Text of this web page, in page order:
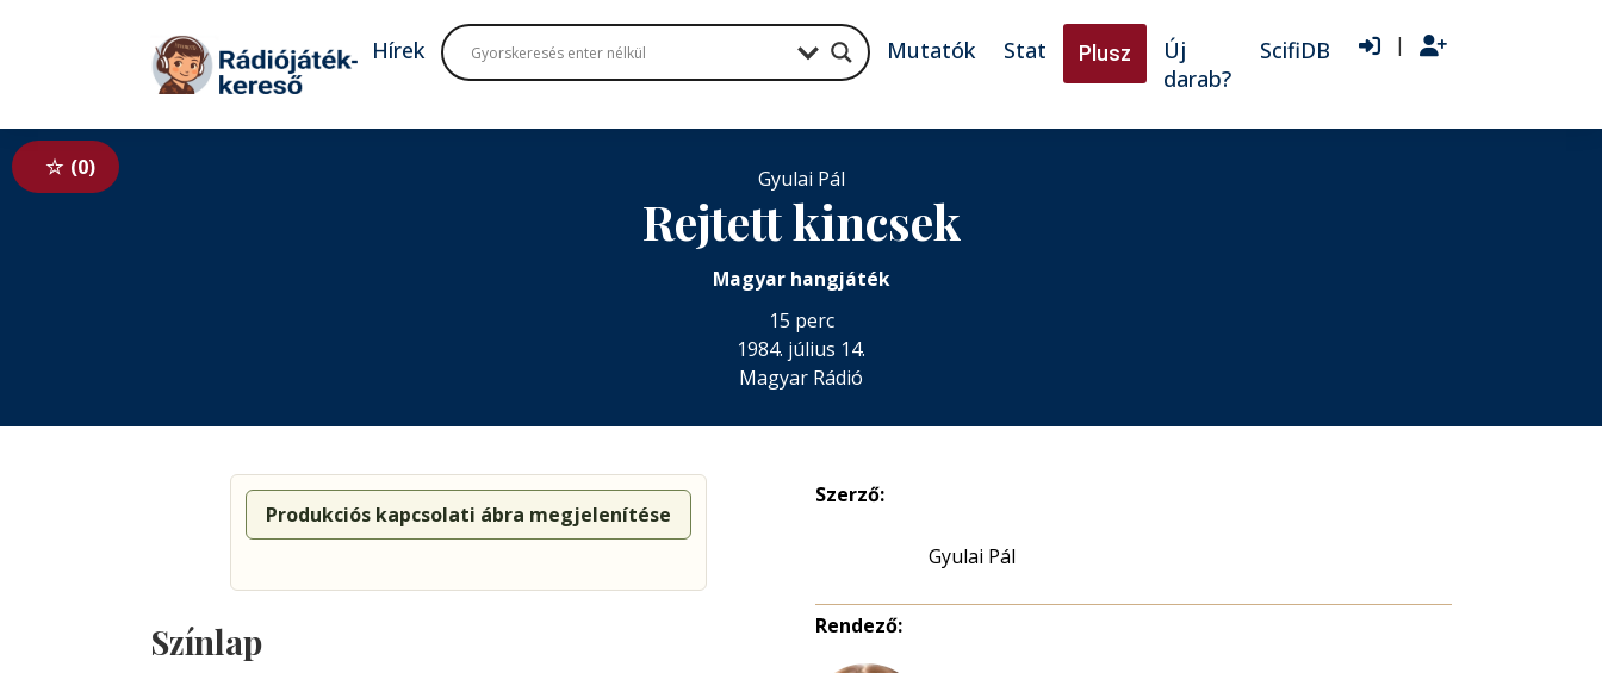
Tovább a tartalomhoz
Hírek Mutatók Stat Plusz
Új
darab?
ScifiDB |
0 Gyulai Pál
Rejtett kincsek
Magyar hangjáték
15 perc
1984. július 14.
Magyar Rádió
Produkciós kapcsolati ábra megjelenítése
Színlap
Szerző:
Gyulai Pál
Rendező: